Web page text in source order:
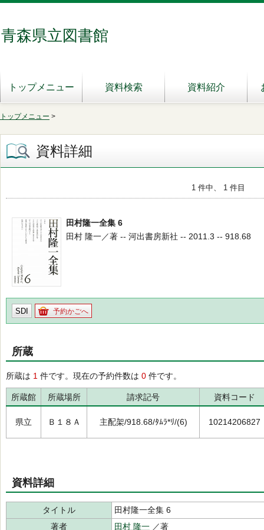
青森県立図書館
トップメニュー 資料検索 資料紹介
トップメニュー >
資料詳細
1 件中、 1 件目
田村隆一全集 6
田村 隆一／著 -- 河出書房新社 -- 2011.3 -- 918.68
SDI 予約かごへ
所蔵
所蔵は 1 件です。現在の予約件数は 0 件です。
所蔵館 所蔵場所 請求記号 資料コード
県立 Ｂ１８Ａ 主配架/918.68/ﾀﾑﾗ*ﾘ/(6) 10214206827
資料詳細
タイトル
田村隆一全集 6
著者
田村 隆一 ／著